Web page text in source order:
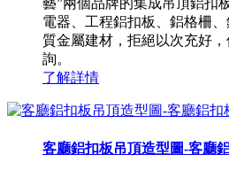
藝”兩個品牌的集成吊頂鋁扣
電器、工程鋁扣板、鋁格柵
質金屬建材，拒絕以次充好
詢。
了解詳情
客廳鋁扣板吊頂造型圖-客廳